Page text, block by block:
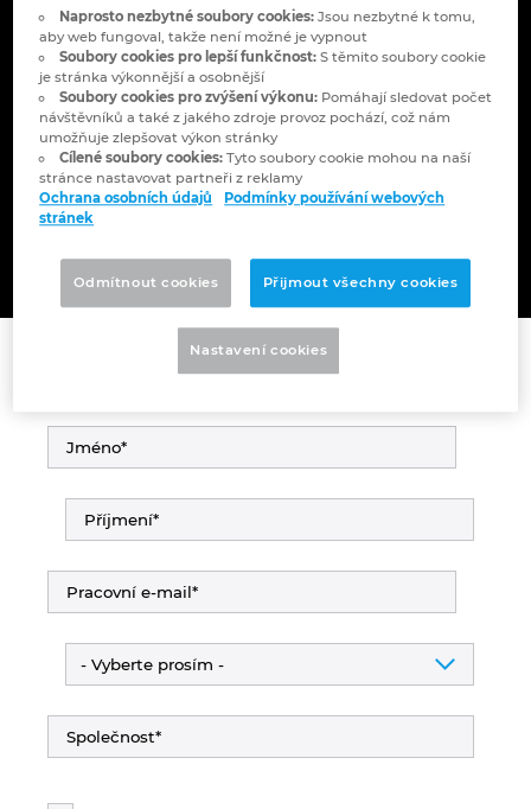
EPLAN řešení: Řešte
své projekty
inovativně
Technologie budov
Případové studie
Konfigurace
Integrace pro ERP, PDM a PLM
EPLAN Data Portal
EPLAN Education pro školy
EPLAN Education pro studenty
EPLAN aplikace pro spolupráci
Blog EPLAN CZ&SK
Pobočky
Kontakty
Trust Center
Bulharsko
Česká republika
Čína
Dánsko
Filipíny
Finsko
China Taiwan
Indie
Indonesie
Irsko
Itálie
Naprosto nezbytné soubory cookies:Jsou nezbytné k tomu,
aby web fungoval, takže není možné je vypnout
Soubory cookies pro lepší funkčnost:S těmito soubory cookie
je stránka výkonnější a osobnější
Soubory cookies pro zvýšení výkonu:Pomáhají sledovat počet
návštěvníků a také z jakého zdroje provoz pochází, což nám
umožňuje zlepšovat výkon stránky
Cílené soubory cookies:Tyto soubory cookie mohou na naší
stránce nastavovat partneři z reklamy
Ochrana osobních údajů
Podmínky používání webových
stránek
Odmítnout cookies Přijmout všechny cookies
Nastavení cookies